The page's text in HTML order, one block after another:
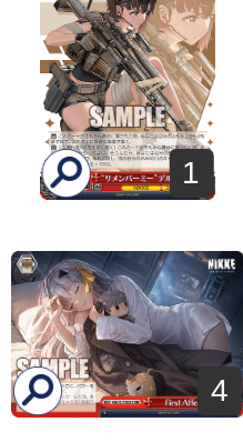
1
4